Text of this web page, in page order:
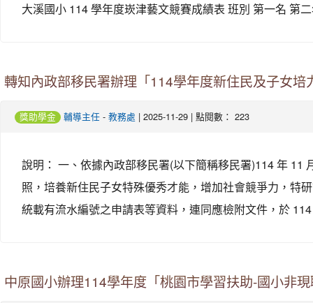
大溪國小 114 學年度崁津藝文競賽成績表 班別 第一名 第
轉知內政部移民署辦理「114學年度新住民及子女培
獎助學金 輔導主任 - 教務處 | 2025-11-29 | 點閱數： 223
說明： 一、依據內政部移民署(以下簡稱移民署)114 年
照，培養新住民子女特殊優秀才能，增加社會競爭力，特
統載有流水編號之申請表等資料，連同應檢附文件，於
中原國小辦理114學年度「桃園市學習扶助-國小非